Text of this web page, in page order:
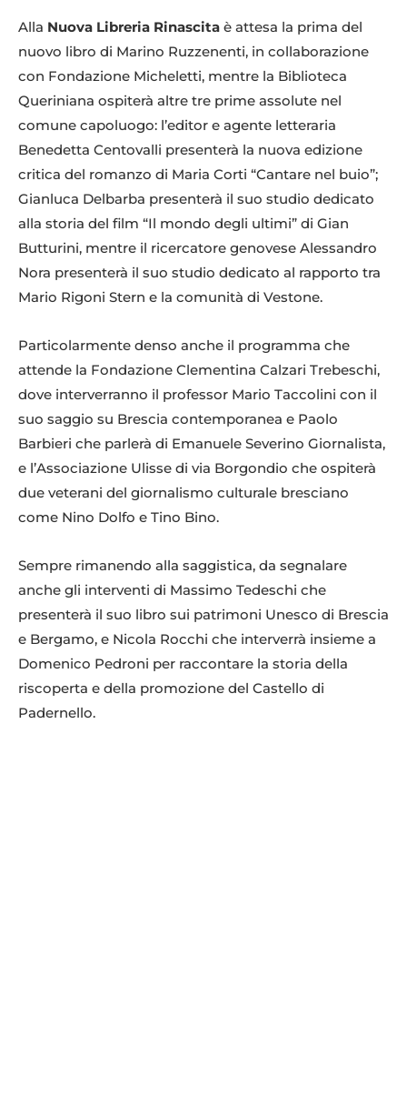
Alla Nuova Libreria Rinascita è attesa la prima del
nuovo libro di Marino Ruzzenenti, in collaborazione
con Fondazione Micheletti, mentre la Biblioteca
Queriniana ospiterà altre tre prime assolute nel
comune capoluogo: l’editor e agente letteraria
Benedetta Centovalli presenterà la nuova edizione
critica del romanzo di Maria Corti “Cantare nel buio”;
Gianluca Delbarba presenterà il suo studio dedicato
alla storia del film “Il mondo degli ultimi” di Gian
Butturini, mentre il ricercatore genovese Alessandro
Nora presenterà il suo studio dedicato al rapporto tra
Mario Rigoni Stern e la comunità di Vestone.
Particolarmente denso anche il programma che
attende la Fondazione Clementina Calzari Trebeschi,
dove interverranno il professor Mario Taccolini con il
suo saggio su Brescia contemporanea e Paolo
Barbieri che parlerà di Emanuele Severino Giornalista,
e l’Associazione Ulisse di via Borgondio che ospiterà
due veterani del giornalismo culturale bresciano
come Nino Dolfo e Tino Bino.
Sempre rimanendo alla saggistica, da segnalare
anche gli interventi di Massimo Tedeschi che
presenterà il suo libro sui patrimoni Unesco di Brescia
e Bergamo, e Nicola Rocchi che interverrà insieme a
Domenico Pedroni per raccontare la storia della
riscoperta e della promozione del Castello di
Padernello.